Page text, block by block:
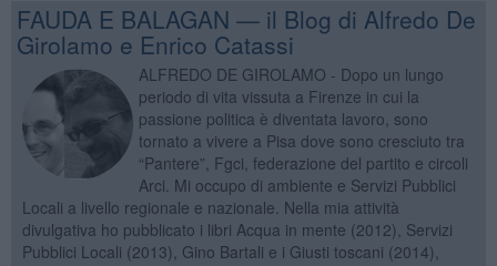
FAUDA E BALAGAN — il Blog di Alfredo De
Girolamo e Enrico Catassi
ALFREDO DE GIROLAMO - Dopo un lungo
periodo di vita vissuta a Firenze in cui la
passione politica è diventata lavoro, sono
tornato a vivere a Pisa dove sono cresciuto tra
“Pantere”, Fgci, federazione del partito e circoli
Arci. Mi occupo di ambiente e Servizi Pubblici
Locali a livello regionale e nazionale. Nella mia attività
divulgativa ho pubblicato i libri Acqua in mente (2012), Servizi
Pubblici Locali (2013), Gino Bartali e i Giusti toscani (2014),